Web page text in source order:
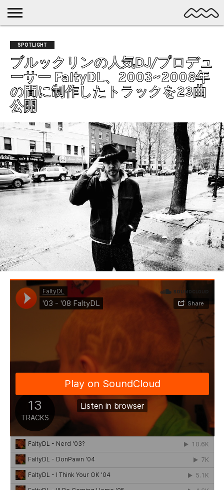
MUSIC
LATEST
POSTS
SPOTLIGHT
NYP
/ DL
DISCOVERY
ROCK
ALTERNATIVE
ELECTRONIC
SSW
FOLK
PSYCH
DREAMPOP
POSTPUNK
LO-
FI
GARAGE
EXPERIMENTAL
SYNTHPOP
PUNK
BEDROOM
R&B
SPOTLIGHT
ブルックリンの人気DJ/プロデュ
ーサー FaltyDL、2003~2008年
の間に制作したトラックを23曲
公開